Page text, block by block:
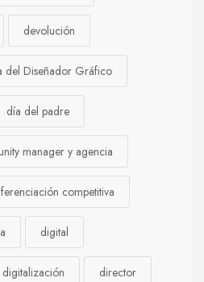
devolución
del Diseñador Gráfico
día del padre
manager y agencia
competitiva
digital
digitalización director